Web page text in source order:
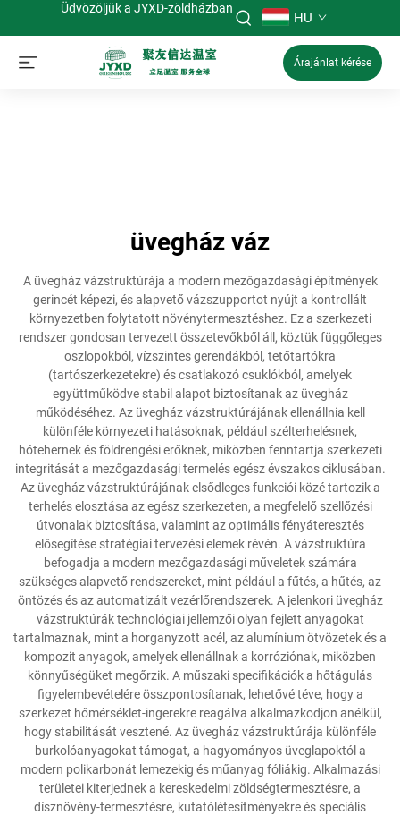
Üdvözöljük a JYXD-zöldházban
HU
Árajánlat kérése
üvegház váz
A üvegház vázstruktúrája a modern mezőgazdasági építmények
gerincét képezi, és alapvető vázszupportot nyújt a kontrollált
környezetben folytatott növénytermesztéshez. Ez a szerkezeti
rendszer gondosan tervezett összetevőkből áll, köztük függőleges
oszlopokból, vízszintes gerendákból, tetőtartókra
(tartószerkezetekre) és csatlakozó csuklókból, amelyek
együttműködve stabil alapot biztosítanak az üvegház
működéséhez. Az üvegház vázstruktúrájának ellenállnia kell
különféle környezeti hatásoknak, például szélterhelésnek,
hótehernek és földrengési erőknek, miközben fenntartja szerkezeti
integritását a mezőgazdasági termelés egész évszakos ciklusában.
Az üvegház vázstruktúrájának elsődleges funkciói közé tartozik a
terhelés elosztása az egész szerkezeten, a megfelelő szellőzési
útvonalak biztosítása, valamint az optimális fényáteresztés
elősegítése stratégiai tervezési elemek révén. A vázstruktúra
befogadja a modern mezőgazdasági műveletek számára
szükséges alapvető rendszereket, mint például a fűtés, a hűtés, az
öntözés és az automatizált vezérlőrendszerek. A jelenkori üvegház
vázstruktúrák technológiai jellemzői olyan fejlett anyagokat
tartalmaznak, mint a horganyzott acél, az alumínium ötvözetek és a
kompozit anyagok, amelyek ellenállnak a korróziónak, miközben
könnyűségüket megőrzik. A műszaki specifikációk a hőtágulás
figyelembevételére összpontosítanak, lehetővé téve, hogy a
szerkezet hőmérséklet-ingerekre reagálva alkalmazkodjon anélkül,
hogy stabilitását vesztené. Az üvegház vázstruktúrája különféle
burkolóanyagokat támogat, a hagyományos üveglapoktól a
modern polikarbonát lemezekig és műanyag fóliákig. Alkalmazási
területei kiterjednek a kereskedelmi zöldségtermesztésre, a
dísznövény-termesztésre, kutatólétesítményekre és speciális